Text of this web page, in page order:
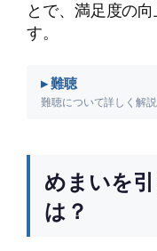
とで、満足度の
す。
▸ 難聴
難聴について詳しく解説
めまいを
は？